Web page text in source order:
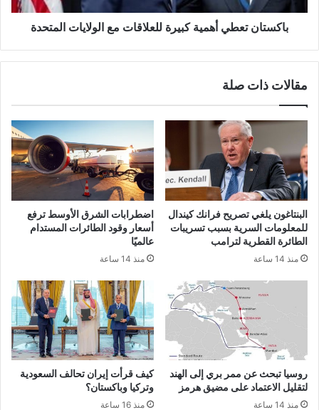
باكستان تعطي أهمية كبيرة للعلاقات مع الولايات المتحدة
مقالات ذات صلة
البنتاغون يلغي تصريح فرانك كيندال
للمعلومات السرية بسبب تسريبات
الطائرة القطرية لترامب
منذ 14 ساعة
اضطرابات الشرق الأوسط ترفع
أسعار وقود الطائرات المستدام
عالميًا
منذ 14 ساعة
روسيا تبحث عن ممر بري إلى الهند
لتقليل الاعتماد على مضيق هرمز
منذ 14 ساعة
كيف قرأت إيران تحالف السعودية
وتركيا وباكستان؟
منذ 16 ساعة